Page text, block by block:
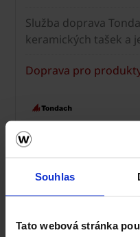
Souhlas
Tato webová stránka
Služba doprava
keramických tašek a
Doprava pro